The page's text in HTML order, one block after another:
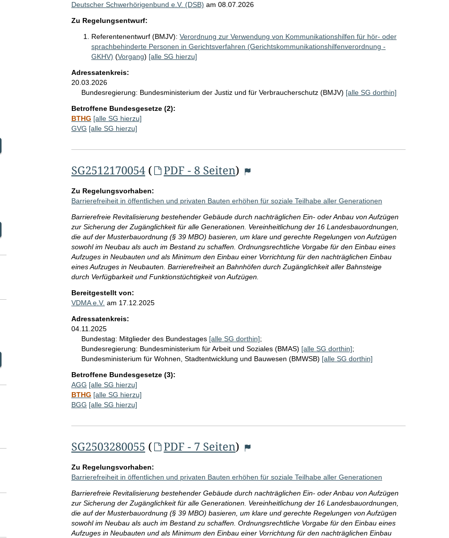
Selektion Zeitraum der SG-Abgabe ggü. Adressatinnen und Adressaten
Deutscher Schwerhörigenbund e.V. (DSB) am 08.07.2026
Zu Regelungsentwurf:
Referentenentwurf (BMJV): Verordnung zur Verwendung von Kommunikationshilfen für hör- oder
sprachbehinderte Personen in Gerichtsverfahren (Gerichtskommunikationshilfenverordnung -
GKHV) (Vorgang) [alle SG hierzu]
Adressatenkreis:
20.03.2026
Bundesregierung: Bundesministerium der Justiz und für Verbraucherschutz (BMJV) [alle SG dorthin]
Betroffene Bundesgesetze (2):
BTHG [alle SG hierzu]
GVG [alle SG hierzu]
SG2512170054( PDF - 8 Seiten)
Zu Regelungsvorhaben:
Barrierefreiheit in öffentlichen und privaten Bauten erhöhen für soziale Teilhabe aller Generationen
Barrierefreie Revitalisierung bestehender Gebäude durch nachträglichen Ein- oder Anbau von Aufzügen
zur Sicherung der Zugänglichkeit für alle Generationen. Vereinheitlichung der 16 Landesbauordnungen,
die auf der Musterbauordnung (§ 39 MBO) basieren, um klare und gerechte Regelungen von Aufzügen
sowohl im Neubau als auch im Bestand zu schaffen. Ordnungsrechtliche Vorgabe für den Einbau eines
Aufzuges in Neubauten und als Minimum den Einbau einer Vorrichtung für den nachträglichen Einbau
eines Aufzuges in Neubauten. Barrierefreiheit an Bahnhöfen durch Zugänglichkeit aller Bahnsteige
durch Verfügbarkeit und Funktionstüchtigkeit von Aufzügen.
Bereitgestellt von:
VDMA e.V. am 17.12.2025
Adressatenkreis:
04.11.2025
Bundestag: Mitglieder des Bundestages [alle SG dorthin];
Bundesregierung: Bundesministerium für Arbeit und Soziales (BMAS) [alle SG dorthin];
Bundesministerium für Wohnen, Stadtentwicklung und Bauwesen (BMWSB) [alle SG dorthin]
Betroffene Bundesgesetze (3):
AGG [alle SG hierzu]
BTHG [alle SG hierzu]
BGG [alle SG hierzu]
SG2503280055 ( PDF - 7 Seiten)
Zu Regelungsvorhaben:
Barrierefreiheit in öffentlichen und privaten Bauten erhöhen für soziale Teilhabe aller Generationen
Barrierefreie Revitalisierung bestehender Gebäude durch nachträglichen Ein- oder Anbau von Aufzügen
zur Sicherung der Zugänglichkeit für alle Generationen. Vereinheitlichung der 16 Landesbauordnungen,
die auf der Musterbauordnung (§ 39 MBO) basieren, um klare und gerechte Regelungen von Aufzügen
sowohl im Neubau als auch im Bestand zu schaffen. Ordnungsrechtliche Vorgabe für den Einbau eines
Aufzuges in Neubauten und als Minimum den Einbau einer Vorrichtung für den nachträglichen Einbau